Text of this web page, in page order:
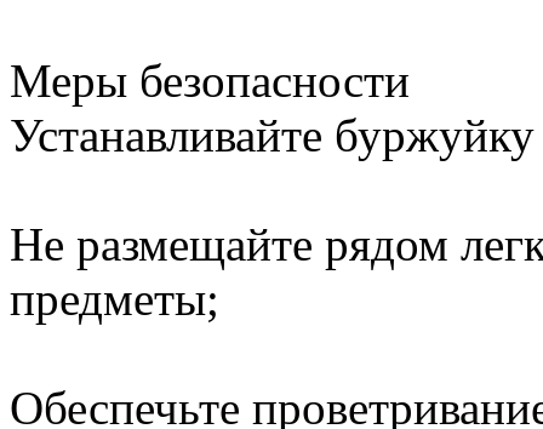
Меры безопасности
Устанавливайте
Не размещайте рядом
предметы;
Обеспечьте